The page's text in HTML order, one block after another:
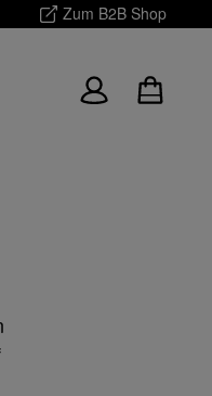
Zum B2B Shop